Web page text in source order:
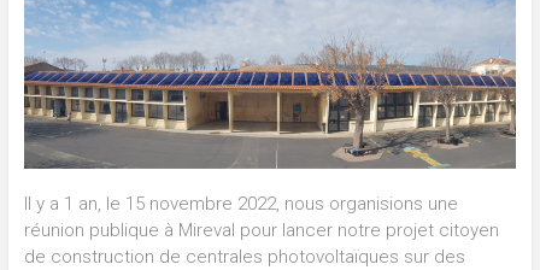
Il y a 1 an, le 15 novembre 2022, nous organisions une
réunion publique à Mireval pour lancer notre projet citoyen
de construction de centrales photovoltaïques sur des